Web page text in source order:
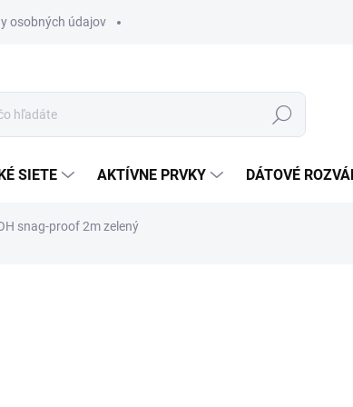
osobných údajov
Hľadať
SIETE AKTÍVNE PRVKY DÁTOVÉ
snag-proof 2m zelený